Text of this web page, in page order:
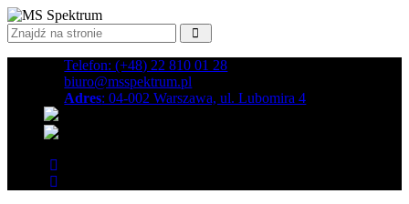
Telefon: (+48) 22 810 01 28
biuro@msspektrum.pl
Adres: 04-002 Warszawa, ul. Lubomira 4